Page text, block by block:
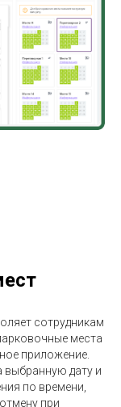
сотрудникам
места
приложение.
выбранную дату и
по времени,
при